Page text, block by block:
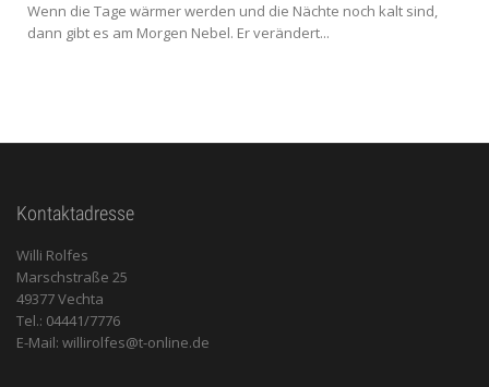
Wenn die Tage wärmer werden und die Nächte noch kalt sind,
dann gibt es am Morgen Nebel. Er verändert...
Kontaktadresse
Willi Rolfes
Marschstraße 25
49377 Vechta
Tel.: 04441/7776
E-Mail: willirolfes@t-online.de